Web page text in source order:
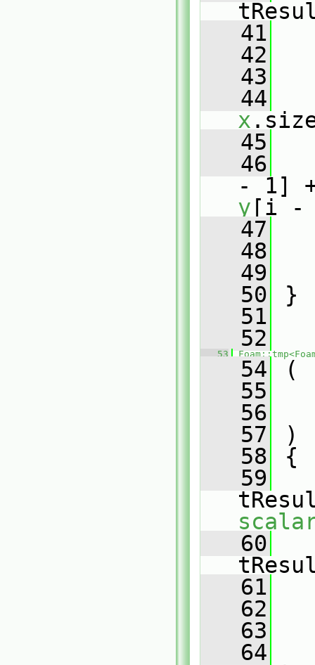
   41
   42
   43
   44
x
   45
   46
- 1]
y [i -
   47
   48
   49
   50
}
   51
   52
   53
   54
(
   55
   56
   57
)
   58
{
   59
   60
   61
   62
   63
   64